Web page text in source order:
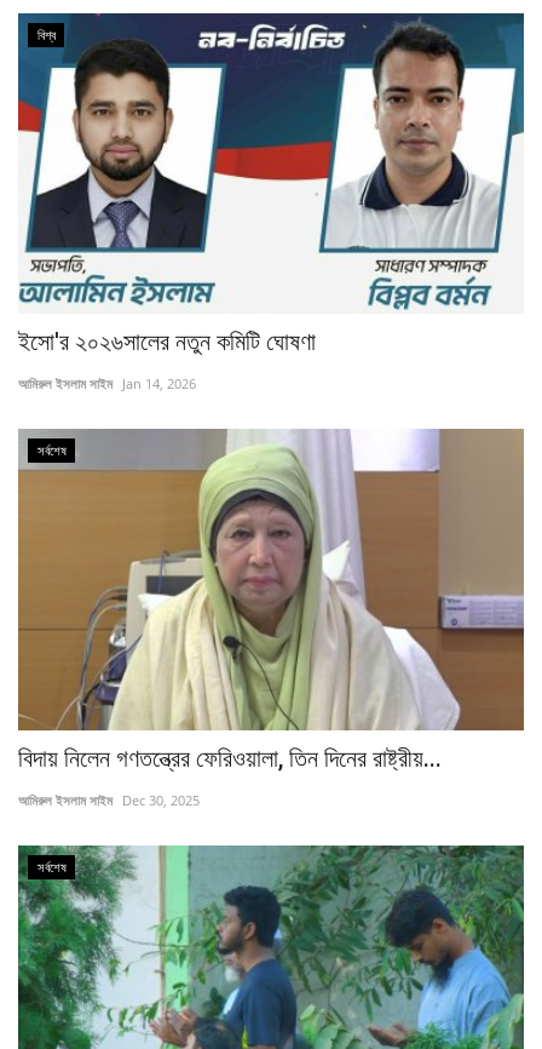
বিশ্ব
ইসো'র ২০২৬সালের নতুন কমিটি ঘোষণা
আমিরুল ইসলাম সাইম Jan 14, 2026
সর্বশেষ
বিদায় নিলেন গণতন্ত্রের ফেরিওয়ালা, তিন দিনের রাষ্ট্রীয়...
আমিরুল ইসলাম সাইম Dec 30, 2025
সর্বশেষ